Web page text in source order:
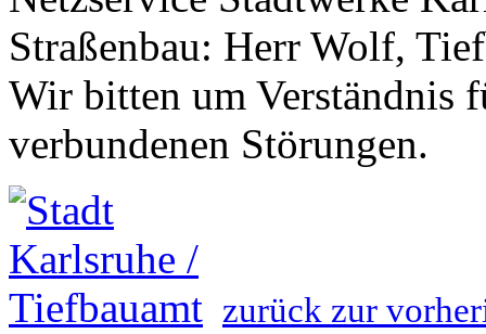
Straßenbau: Herr Wolf,
Wir bitten um Verständnis
verbundenen Störungen.
zurück zur